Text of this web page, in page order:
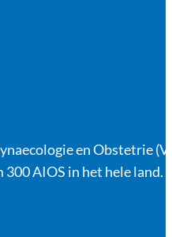
en Obstetrie
AIOS in het hele land.